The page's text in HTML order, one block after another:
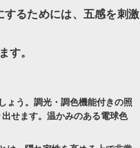
するためには、五感を刺激
す。
ょう。調光・調色機能付きの照
せます。温かみのある電球色